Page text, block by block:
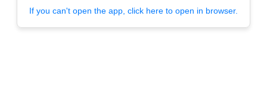
If you can't open the app, click here to open in browser.